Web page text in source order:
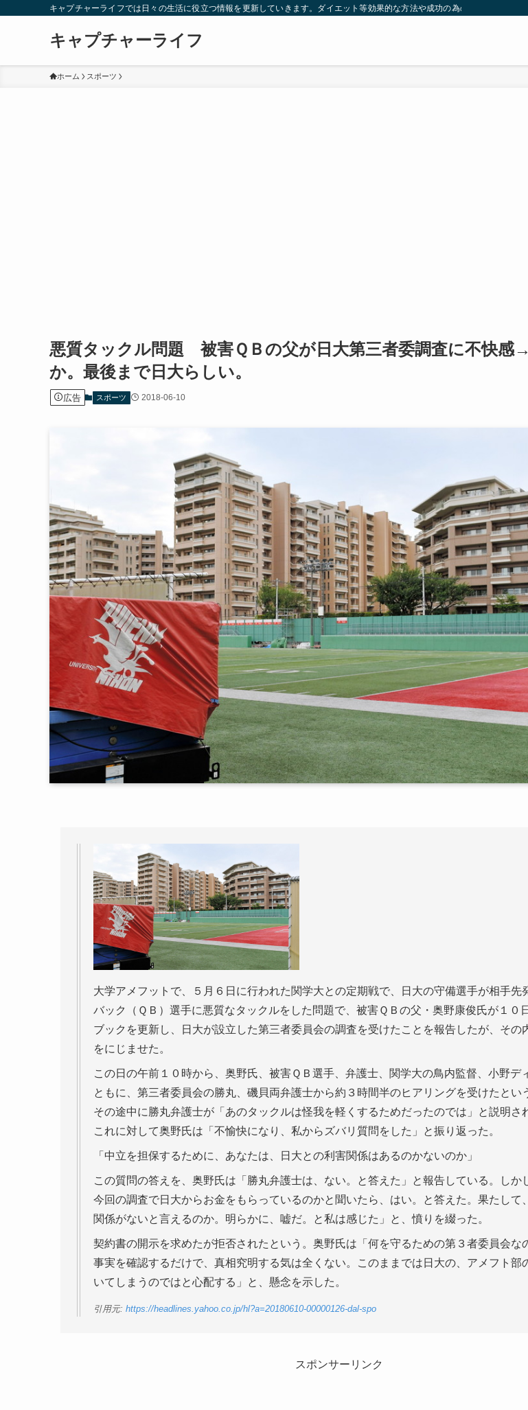
キャプチャーライフでは日々の生活に役立つ情報を更新していきます。ダイエット等効果的な方法や成功の為の秘訣等。太
キャプチャーライフ
ホーム スポーツ
悪質タックル問題 被害ＱＢの父が日大第三者委調査に不快感
か。最後まで日大らしい。
広告 スポーツ 2018-06-10
大学アメフットで、５月６日に行われた関学大との定期戦で、日大の守備選手が相手先
バック（ＱＢ）選手に悪質なタックルをした問題で、被害ＱＢの父・奥野康俊氏が１０
ブックを更新し、日大が設立した第三者委員会の調査を受けたことを報告したが、その
をにじませた。
この日の午前１０時から、奥野氏、被害ＱＢ選手、弁護士、関学大の鳥内監督、小野デ
ともに、第三者委員会の勝丸、磯貝両弁護士から約３時間半のヒアリングを受けたとい
その途中に勝丸弁護士が「あのタックルは怪我を軽くするためだったのでは」と説明さ
これに対して奥野氏は「不愉快になり、私からズバリ質問をした」と振り返った。
「中立を担保するために、あなたは、日大との利害関係はあるのかないのか」
この質問の答えを、奥野氏は「勝丸弁護士は、ない。と答えた」と報告している。しか
今回の調査で日大からお金をもらっているのかと聞いたら、はい。と答えた。果たして
関係がないと言えるのか。明らかに、嘘だ。と私は感じた」と、憤りを綴った。
契約書の開示を求めたが拒否されたという。奥野氏は「何を守るための第３者委員会な
事実を確認するだけで、真相究明する気は全くない。このままでは日大の、アメフト部
いてしまうのではと心配する」と、懸念を示した。
引用元: https://headlines.yahoo.co.jp/hl?a=20180610-00000126-dal-spo
スポンサーリンク